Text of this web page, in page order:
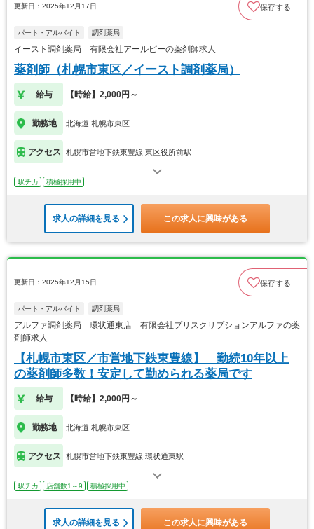
更新日：2025年12月17日 保存する
パート・アルバイト 調剤薬局
イースト調剤薬局 有限会社アールピーの薬剤師求人
薬剤師（札幌市東区／イースト調剤薬局）
給与 【時給】2,000円～
勤務地 北海道 札幌市東区
アクセス 札幌市営地下鉄東豊線 東区役所前駅
駅チカ 積極採用中
求人の詳細を見る この求人に興味がある
更新日：2025年12月15日 保存する
パート・アルバイト 調剤薬局
アルファ調剤薬局 環状通東店 有限会社プリスクリプションアルファの薬
剤師求人
【札幌市東区／市営地下鉄東豊線】 勤続10年以上
の薬剤師多数！安定して勤められる薬局です
給与 【時給】2,000円～
勤務地 北海道 札幌市東区
アクセス 札幌市営地下鉄東豊線 環状通東駅
駅チカ 店舗数1～9 積極採用中
求人の詳細を見る この求人に興味がある